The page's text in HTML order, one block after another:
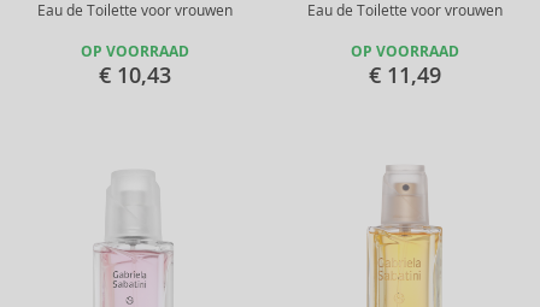
Eau de Toilette voor vrouwen
OP VOORRAAD
€ 10,43
Eau de Toilette voor vrouwen
OP VOORRAAD
€ 11,49